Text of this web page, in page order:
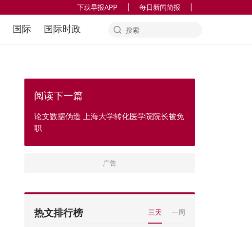
下载早报APP 每日新闻简报
国际 国际时政
阅读下一篇
论文数据伪造 上海大学转化医学院院长被免
职
热文排行榜 三天 一周